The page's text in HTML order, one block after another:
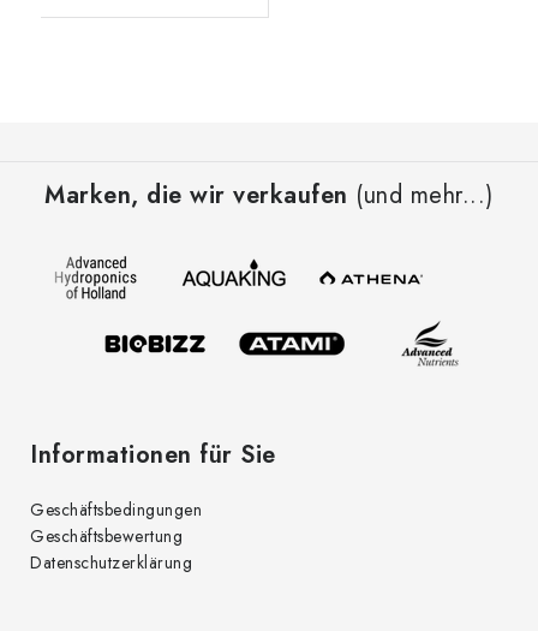
Marken, die wir verkaufen (und mehr...)
Informationen für Sie
Geschäftsbedingungen
Geschäftsbewertung
Datenschutzerklärung